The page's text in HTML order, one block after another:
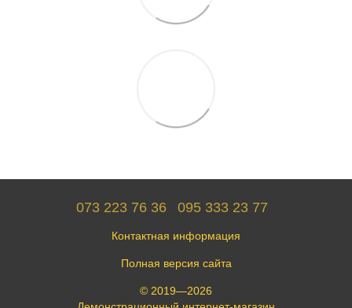
073 223 76 36 095 333 23 77
Контактная информация
Полная версия сайта
© 2019—2026